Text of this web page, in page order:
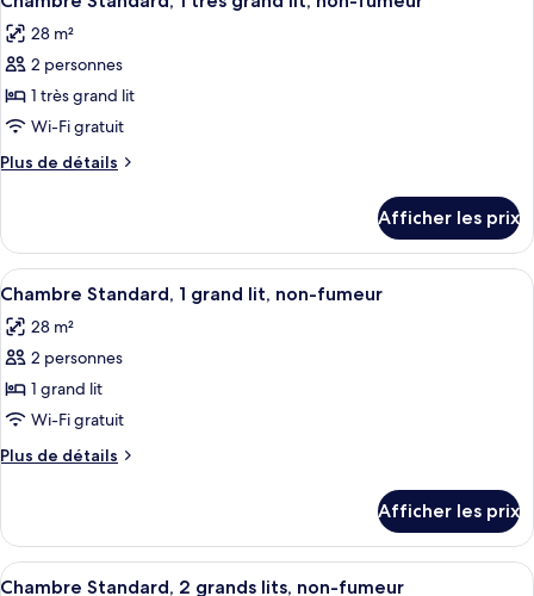
1
King
Bed,
Non
Smoking
Bed,
Non
toutes
les
photos
pour
ce
type
de
Chambre
Standard,
1
très
grand
lit,
non-
fumeur
28 m²
2 personnes
1 très grand lit
Wi-Fi gratuit
Plus de détails
Plus
Chambre
Standard,
1
grand
lit,
fumeur
Afficher les prix
Afficher
toutes
les
photos
pour
ce
type
de
Chambre
Standard,
1
Une chambre d’hôtel avec un
4
Chambre Standard, 1 grand lit, non-fumeur
28 m²
2 personnes
1 grand lit
Wi-Fi gratuit
Plus de détails
Plus
Chambre
Standard,
1
Afficher les prix
Afficher
Une chambre d’hôtel avec deux
4
Chambre Standard, 2 grands lits, non-fumeur